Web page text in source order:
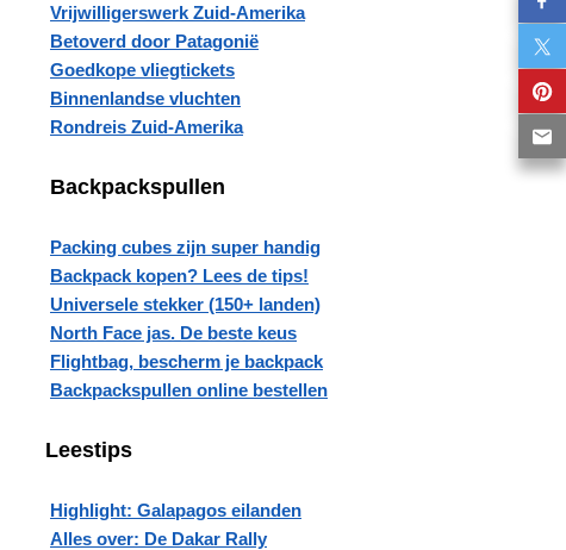
Vrijwilligerswerk Zuid-Amerika
Betoverd door Patagonië
Goedkope vliegtickets
Binnenlandse vluchten
Rondreis Zuid-Amerika
Backpackspullen
Packing cubes zijn super handig
Backpack kopen? Lees de tips!
Universele stekker (150+ landen)
North Face jas. De beste keus
Flightbag, bescherm je backpack
Backpackspullen online bestellen
Leestips
Highlight: Galapagos eilanden
Alles over: De Dakar Rally